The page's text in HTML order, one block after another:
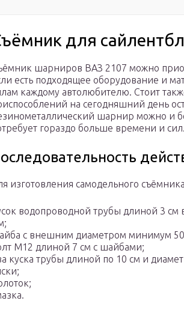
для
шарниров ВАЗ 2107 можно
есть подходящее оборудование и
каждому автолюбителю. Стоит
на сегодняшний день
шарнир можно и
гораздо больше времени и сил.
изготовления самодельного
водопроводной трубы длиной 3
с внешним диаметром минимум
М12 длиной 7 см с шайбами;
куска трубы длиной по 10 см и